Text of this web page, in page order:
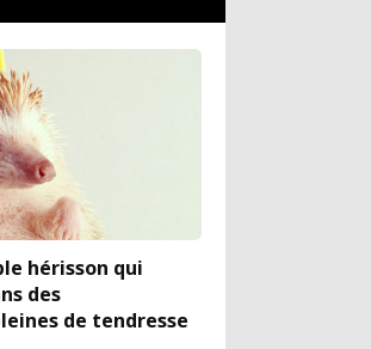
hérisson qui
des
de tendresse